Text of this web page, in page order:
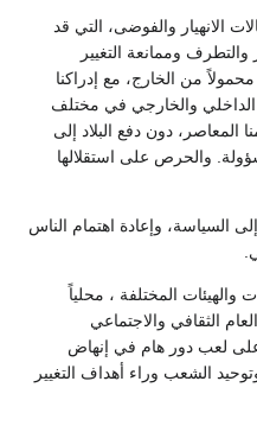
الانهيار والفوضى، التي قد
والتطرف وممانعة التغيير
من الخارج، مع إدراكنا
الداخلي والخارجي في مختلف
المعاصر، دون دفع البلاد إلى
والحرص على استقلالها
السياسة، وإعادة اهتمام الناس
والهيئات المختلفة ، محلياً
الثقافي والاجتماعي
على لعب دور هام في إنهاض
الشعب وراء أهداف التغيير